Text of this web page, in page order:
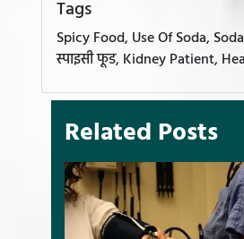
Tags
Spicy Food, Use Of Soda,
स्पाइसी फूड, Kidney Patient,
Related Posts